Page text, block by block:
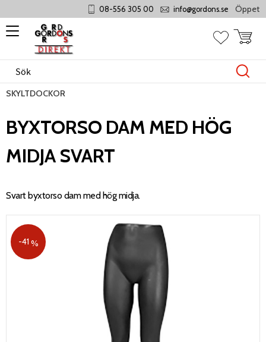
Meny
08-556 305 00 info@gordons.se Öppet
Favoriter
SKYLTDOCKOR
BYXTORSO DAM MED HÖG
MIDJA SVART
Svart byxtorso dam med hög midja.
41 %